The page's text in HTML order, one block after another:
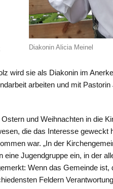
Diakonin Alicia Meinel
wird sie als Diakonin im
arbeiten und mit
und Weihnachten in die
die das Interesse geweckt
war. „In der
Jugendgruppe ein, in der
Wenn das Gemeinde
Feldern